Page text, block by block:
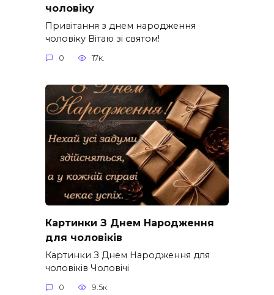
чоловіку
Привітання з днем народження
чоловіку Вітаю зі святом!
0 17к.
Картинки З Днем Народження
для чоловіків​
Картинки З Днем Народження для
чоловіків​ Чоловічі
0 9.5к.